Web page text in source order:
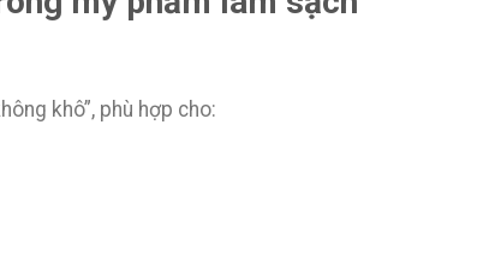
khô”, phù hợp cho: